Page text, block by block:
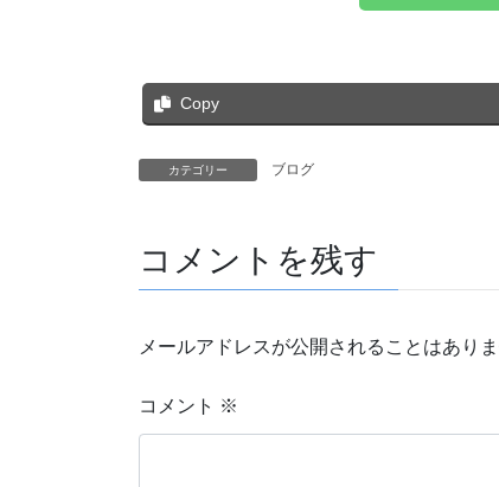
Copy
カテゴリー ブログ
コメントを残す
メールアドレスが公開されることはありま
コメント ※